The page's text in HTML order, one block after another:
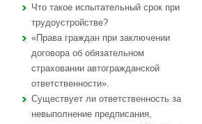
Что такое испытательный срок при
трудоустройстве?
«Права граждан при заключении
договора об обязательном
страховании автогражданской
ответственности».
Существует ли ответственность за
невыполнение предписания,